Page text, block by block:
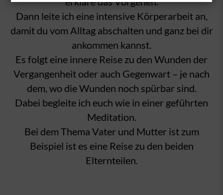
Dann leite ich eine intensive Körperarbeit an,
damit du vom Alltag abschalten und ganz bei dir
ankommen kannst.
Es folgt eine innere Reise zu den Wunden der
Vergangenheit oder auch Gegenwart – je nach
dem, wo die Wunden noch spürbar sind.
Dabei begleite ich euch wie in einer geführten
Meditation.
Bei dem Thema Vater und Mutter ist zum
Beispiel ist es eine Reise zu den beiden
Elternteilen.